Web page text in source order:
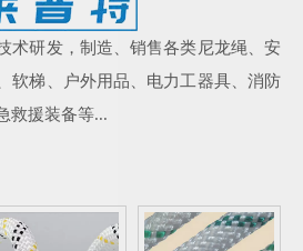
术研发，制造、销售各类尼龙绳、安
软梯、户外用品、电力工器具、消防
救援装备等...